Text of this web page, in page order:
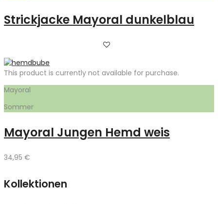
Strickjacke Mayoral dunkelblau
This product is currently not available for purchase.
Mayoral
Sommer
Mayoral Jungen Hemd weis
34,95 €
Kollektionen